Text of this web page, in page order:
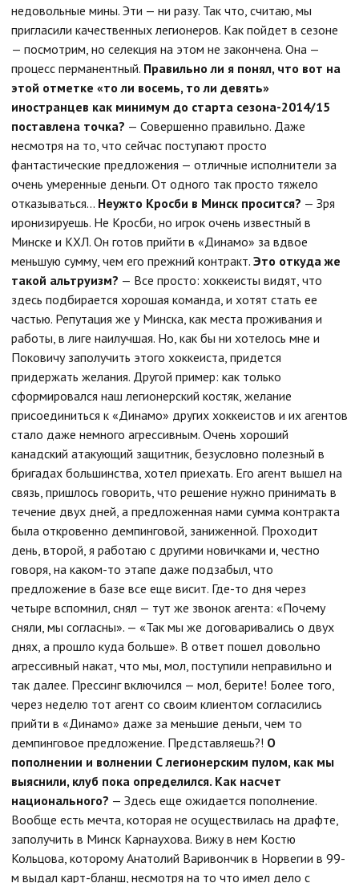
недовольные мины. Эти — ни разу. Так что, считаю, мы
пригласили качественных легионеров. Как пойдет в сезоне
— посмотрим, но селекция на этом не закончена. Она —
процесс перманентный. Правильно ли я понял, что вот на
этой отметке «то ли восемь, то ли девять»
иностранцев как минимум до старта сезона-2014/15
поставлена точка? — Совершенно правильно. Даже
несмотря на то, что сейчас поступают просто
фантастические предложения — отличные исполнители за
очень умеренные деньги. От одного так просто тяжело
отказываться... Неужто Кросби в Минск просится? — Зря
иронизируешь. Не Кросби, но игрок очень известный в
Минске и КХЛ. Он готов прийти в «Динамо» за вдвое
меньшую сумму, чем его прежний контракт. Это откуда же
такой альтруизм? — Все просто: хоккеисты видят, что
здесь подбирается хорошая команда, и хотят стать ее
частью. Репутация же у Минска, как места проживания и
работы, в лиге наилучшая. Но, как бы ни хотелось мне и
Поковичу заполучить этого хоккеиста, придется
придержать желания. Другой пример: как только
сформировался наш легионерский костяк, желание
присоединиться к «Динамо» других хоккеистов и их агентов
стало даже немного агрессивным. Очень хороший
канадский атакующий защитник, безусловно полезный в
бригадах большинства, хотел приехать. Его агент вышел на
связь, пришлось говорить, что решение нужно принимать в
течение двух дней, а предложенная нами сумма контракта
была откровенно демпинговой, заниженной. Проходит
день, второй, я работаю с другими новичками и, честно
говоря, на каком-то этапе даже подзабыл, что
предложение в базе все еще висит. Где-то дня через
четыре вспомнил, снял — тут же звонок агента: «Почему
сняли, мы согласны». — «Так мы же договаривались о двух
днях, а прошло куда больше». В ответ пошел довольно
агрессивный накат, что мы, мол, поступили неправильно и
так далее. Прессинг включился — мол, берите! Более того,
через неделю тот агент со своим клиентом согласились
прийти в «Динамо» даже за меньшие деньги, чем то
демпинговое предложение. Представляешь?! О
пополнении и волнении С легионерским пулом, как мы
выяснили, клуб пока определился. Как насчет
национального? — Здесь еще ожидается пополнение.
Вообще есть мечта, которая не осуществилась на драфте,
заполучить в Минск Карнаухова. Вижу в нем Костю
Кольцова, которому Анатолий Варивончик в Норвегии в 99-
м выдал карт-бланш, несмотря на то что имел дело с